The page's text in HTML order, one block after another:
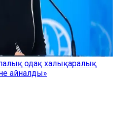
одақ халықаралық
айналды»